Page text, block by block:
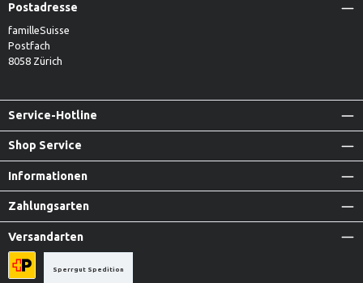
Postadresse
familleSuisse
Postfach
8058 Zürich
Service-Hotline
Shop Service
Informationen
Zahlungsarten
Versandarten
Sperrgut Spedition